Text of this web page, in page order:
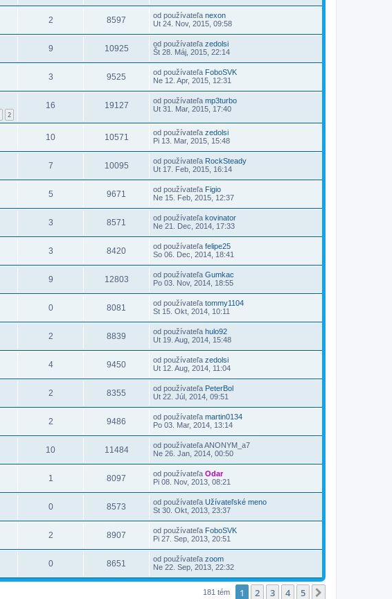
2 8597 od používateľa nexon
Ut 24. Nov, 2015, 09:58
9 10925 od používateľa zedolsi
Št 28. Máj, 2015, 22:14
3 9525 od používateľa FoboSVK
Ne 12. Apr, 2015, 12:31
2
16 19127 od používateľa mp3turbo
Ut 31. Mar, 2015, 17:40
10 10571 od používateľa zedolsi
Pi 13. Mar, 2015, 15:48
7 10095 od používateľa RockSteady
Ut 17. Feb, 2015, 16:14
5 9671 od používateľa Figio
Ne 15. Feb, 2015, 12:37
3 8571 od používateľa kovinator
Ne 21. Dec, 2014, 17:33
3 8420 od používateľa felipe25
So 06. Dec, 2014, 18:41
9 12803 od používateľa Gumkac
Po 03. Nov, 2014, 18:55
0 8081 od používateľa tommy1104
St 15. Okt, 2014, 10:11
2 8839 od používateľa hulo92
Ut 19. Aug, 2014, 15:48
4 9450 od používateľa zedolsi
Ut 12. Aug, 2014, 11:04
2 8355 od používateľa PeterBol
Ut 22. Júl, 2014, 09:51
2 9486 od používateľa martin0134
Po 03. Mar, 2014, 13:14
10 11484 od používateľaANONYM_a7
Ne 26. Jan, 2014, 00:50
1 8097 od používateľa Odar
Pi 08. Nov, 2013, 08:21
0 8573 od používateľa Užívateľské meno
St 30. Okt, 2013, 23:37
2 8907 od používateľa FoboSVK
Pi 27. Sep, 2013, 20:51
0 8651 od používateľa zoom
Ne 22. Sep, 2013, 22:32
181 tém 1 2 3 4 5